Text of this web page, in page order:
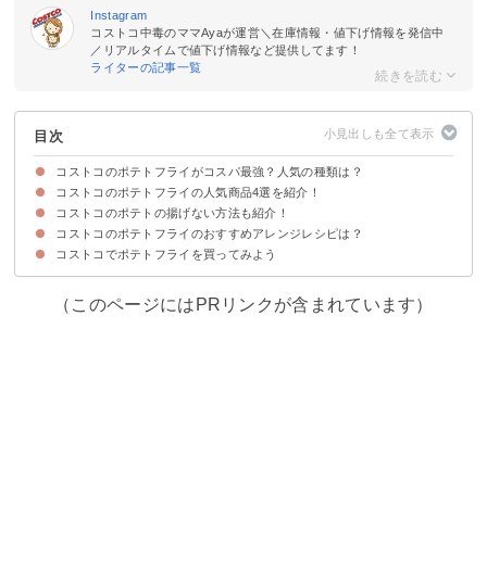
Instagram
コストコ中毒のママAyaが運営＼在庫情報・値下げ情報を発信中
／リアルタイムで値下げ情報など提供してます！
ライターの記事一覧
目次
コストコのポテトフライがコスパ最強？人気の種類は？
コストコのポテトの値段などの基本情報
コストコのポテトフライの人気商品4選を紹介！
マッケイン シューストリングポテト
マッケイン スーパーウェッジポテト
マッケイン ハッシュドポテト
マッケイン スマイルポテト
コストコのポテトの揚げない方法も紹介！
①フライパン
②オーブン
③電子レンジ
コストコのポテトフライのおすすめアレンジレシピは？
①冷凍ポテトでガレット
②肉巻きポテト
③デリ風ホットサラダ
コストコでポテトフライを買ってみよう
（このページにはPRリンクが含まれています）